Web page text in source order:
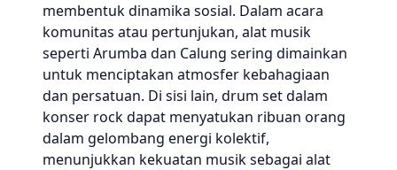
membentuk dinamika sosial. Dalam acara
komunitas atau pertunjukan, alat musik
seperti Arumba dan Calung sering dimainkan
untuk menciptakan atmosfer kebahagiaan
dan persatuan. Di sisi lain, drum set dalam
konser rock dapat menyatukan ribuan orang
dalam gelombang energi kolektif,
menunjukkan kekuatan musik sebagai alat